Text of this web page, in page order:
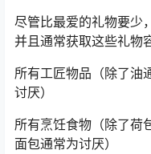
尽管比最爱的礼物要少
并且通常获取这些礼物
所有工匠物品（除了油
讨厌）
所有烹饪食物（除了荷
面包通常为讨厌）